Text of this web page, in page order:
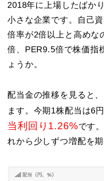
2018年に上場したばか
小さな企業です。自己
倍率が2倍以上と高めな
倍、PER9.5倍で株価指
ょうか。
配当金の推移を見ると
ます。今期1株配当は6
当利回り1.26%です
れから少しずつ増配を期